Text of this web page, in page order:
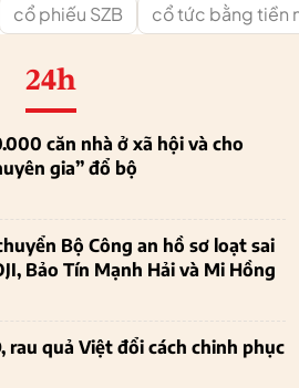
cổ phiếu SZB cổ tức bằng tiền
24h
căn nhà ở xã hội và cho
gia” đổ bộ
Bộ Công an hồ sơ loạt sai
Bảo Tín Mạnh Hải và Mi Hồng
rau quả Việt đổi cách chinh phục